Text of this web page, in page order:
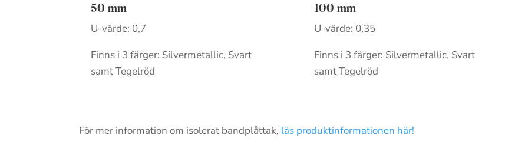
50 mm
U-värde: 0,7
Finns i 3 färger: Silvermetallic, Svart
samt Tegelröd
100 mm
U-värde: 0,35
Finns i 3 färger: Silvermetallic, Svart
samt Tegelröd
För mer information om isolerat bandplåttak, läs produktinformationen här!